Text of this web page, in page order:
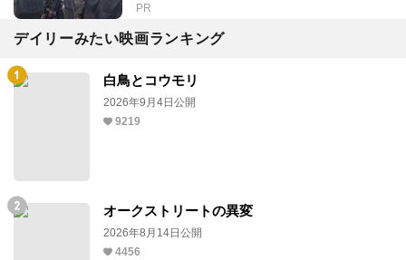
PR
デイリーみたい映画ランキング
白鳥とコウモリ
2026年9月4日公開
9219
オークストリートの異変
2026年8月14日公開
4456